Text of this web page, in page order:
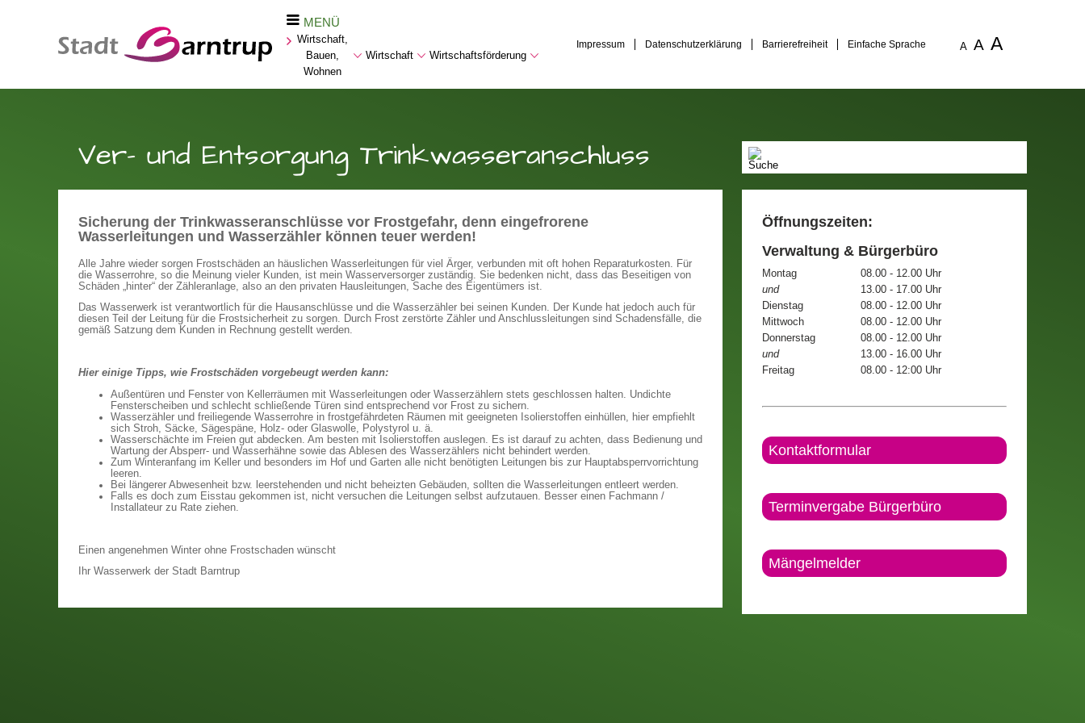
MENÜ
Wirtschaft,
Bauen,
Wohnen
Wirtschaft Wirtschaftsförderung
Impressum Datenschutzerklärung Barrierefreiheit Einfache Sprache A A A
Ver- und Entsorgung Trinkwasseranschluss
Sicherung der Trinkwasseranschlüsse vor Frostgefahr, denn eingefrorene
Wasserleitungen und Wasserzähler können teuer werden!
Alle Jahre wieder sorgen Frostschäden an häuslichen Wasserleitungen für viel Ärger, verbunden mit oft hohen Reparaturkosten. Für
die Wasserrohre, so die Meinung vieler Kunden, ist mein Wasserversorger zuständig. Sie bedenken nicht, dass das Beseitigen von
Schäden „hinter“ der Zähleranlage, also an den privaten Hausleitungen, Sache des Eigentümers ist.
Das Wasserwerk ist verantwortlich für die Hausanschlüsse und die Wasserzähler bei seinen Kunden. Der Kunde hat jedoch auch für
diesen Teil der Leitung für die Frostsicherheit zu sorgen. Durch Frost zerstörte Zähler und Anschlussleitungen sind Schadensfälle, die
gemäß Satzung dem Kunden in Rechnung gestellt werden.
Hier einige Tipps, wie Frostschäden vorgebeugt werden kann:
Außentüren und Fenster von Kellerräumen mit Wasserleitungen oder Wasserzählern stets geschlossen halten. Undichte
Fensterscheiben und schlecht schließende Türen sind entsprechend vor Frost zu sichern.
Wasserzähler und freiliegende Wasserrohre in frostgefährdeten Räumen mit geeigneten Isolierstoffen einhüllen, hier empfiehlt
sich Stroh, Säcke, Sägespäne, Holz- oder Glaswolle, Polystyrol u. ä.
Wasserschächte im Freien gut abdecken. Am besten mit Isolierstoffen auslegen. Es ist darauf zu achten, dass Bedienung und
Wartung der Absperr- und Wasserhähne sowie das Ablesen des Wasserzählers nicht behindert werden.
Zum Winteranfang im Keller und besonders im Hof und Garten alle nicht benötigten Leitungen bis zur Hauptabsperrvorrichtung
leeren.
Bei längerer Abwesenheit bzw. leerstehenden und nicht beheizten Gebäuden, sollten die Wasserleitungen entleert werden.
Falls es doch zum Eisstau gekommen ist, nicht versuchen die Leitungen selbst aufzutauen. Besser einen Fachmann /
Installateur zu Rate ziehen.
Einen angenehmen Winter ohne Frostschaden wünscht
Ihr Wasserwerk der Stadt Barntrup
Öffnungszeiten:
Verwaltung & Bürgerbüro
Montag
08.00 - 12.00 Uhr
und
13.00 - 17.00 Uhr
Dienstag
08.00 - 12.00 Uhr
Mittwoch
08.00 - 12.00 Uhr
Donnerstag
08.00 - 12.00 Uhr
und
13.00 - 16.00 Uhr
Freitag
08.00 - 12:00 Uhr
Kontaktformular
Terminvergabe Bürgerbüro
Mängelmelder